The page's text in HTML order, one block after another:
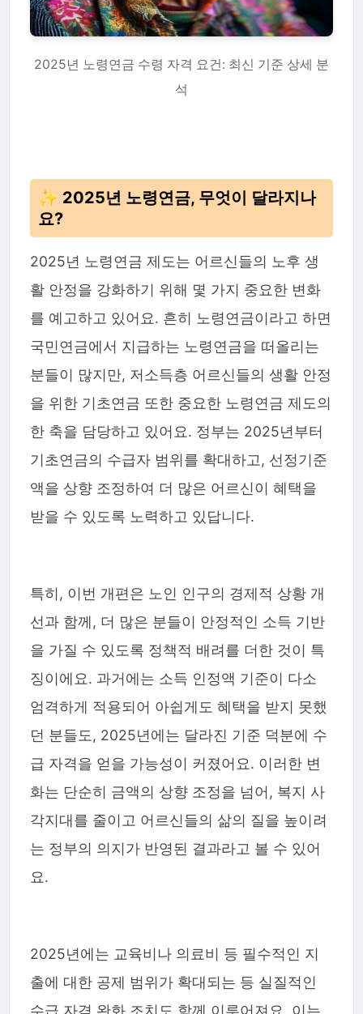
2025년 노령연금 수령 자격 요건: 최신 기준 상세 분
석
✨ 2025년 노령연금, 무엇이 달라지나
요?
2025년 노령연금 제도는 어르신들의 노후 생
활 안정을 강화하기 위해 몇 가지 중요한 변화
를 예고하고 있어요. 흔히 노령연금이라고 하면
국민연금에서 지급하는 노령연금을 떠올리는
분들이 많지만, 저소득층 어르신들의 생활 안정
을 위한 기초연금 또한 중요한 노령연금 제도의
한 축을 담당하고 있어요. 정부는 2025년부터
기초연금의 수급자 범위를 확대하고, 선정기준
액을 상향 조정하여 더 많은 어르신이 혜택을
받을 수 있도록 노력하고 있답니다.
특히, 이번 개편은 노인 인구의 경제적 상황 개
선과 함께, 더 많은 분들이 안정적인 소득 기반
을 가질 수 있도록 정책적 배려를 더한 것이 특
징이에요. 과거에는 소득 인정액 기준이 다소
엄격하게 적용되어 아쉽게도 혜택을 받지 못했
던 분들도, 2025년에는 달라진 기준 덕분에 수
급 자격을 얻을 가능성이 커졌어요. 이러한 변
화는 단순히 금액의 상향 조정을 넘어, 복지 사
각지대를 줄이고 어르신들의 삶의 질을 높이려
는 정부의 의지가 반영된 결과라고 볼 수 있어
요.
2025년에는 교육비나 의료비 등 필수적인 지
출에 대한 공제 범위가 확대되는 등 실질적인
수급 자격 완화 조치도 함께 이루어져요. 이는